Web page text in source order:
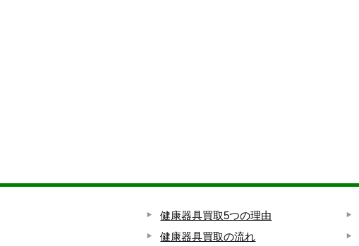
健康器具買取5つの理由
健康器具買取の流れ